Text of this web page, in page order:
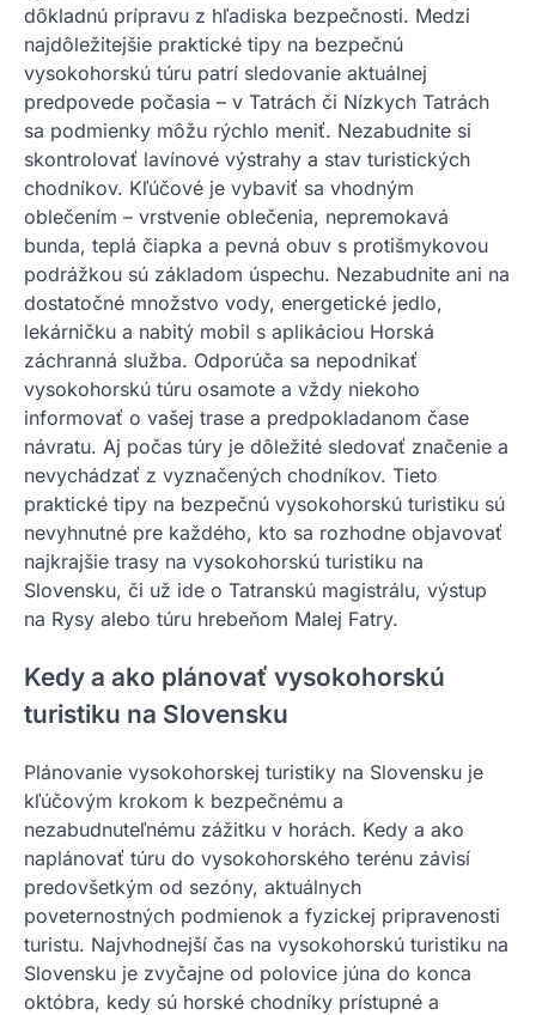
dôkladnú prípravu z hľadiska bezpečnosti. Medzi
najdôležitejšie praktické tipy na bezpečnú
vysokohorskú túru patrí sledovanie aktuálnej
predpovede počasia – v Tatrách či Nízkych Tatrách
sa podmienky môžu rýchlo meniť. Nezabudnite si
skontrolovať lavínové výstrahy a stav turistických
chodníkov. Kľúčové je vybaviť sa vhodným
oblečením – vrstvenie oblečenia, nepremokavá
bunda, teplá čiapka a pevná obuv s protišmykovou
podrážkou sú základom úspechu. Nezabudnite ani na
dostatočné množstvo vody, energetické jedlo,
lekárničku a nabitý mobil s aplikáciou Horská
záchranná služba. Odporúča sa nepodnikať
vysokohorskú túru osamote a vždy niekoho
informovať o vašej trase a predpokladanom čase
návratu. Aj počas túry je dôležité sledovať značenie a
nevychádzať z vyznačených chodníkov. Tieto
praktické tipy na bezpečnú vysokohorskú turistiku sú
nevyhnutné pre každého, kto sa rozhodne objavovať
najkrajšie trasy na vysokohorskú turistiku na
Slovensku, či už ide o Tatranskú magistrálu, výstup
na Rysy alebo túru hrebeňom Malej Fatry.
Kedy a ako plánovať vysokohorskú
turistiku na Slovensku
Plánovanie vysokohorskej turistiky na Slovensku je
kľúčovým krokom k bezpečnému a
nezabudnuteľnému zážitku v horách. Kedy a ako
naplánovať túru do vysokohorského terénu závisí
predovšetkým od sezóny, aktuálnych
poveternostných podmienok a fyzickej pripravenosti
turistu. Najvhodnejší čas na vysokohorskú turistiku na
Slovensku je zvyčajne od polovice júna do konca
októbra, kedy sú horské chodníky prístupné a